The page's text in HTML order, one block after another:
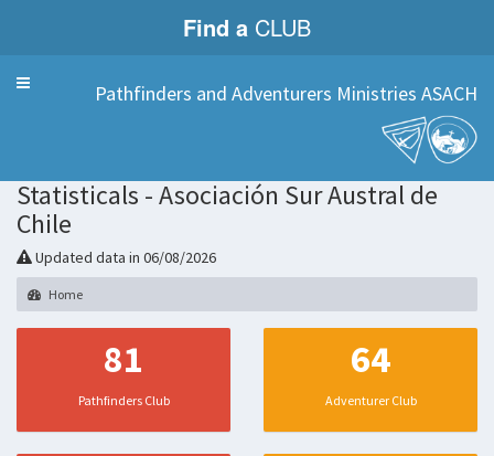
Find a CLUB
Menu Pathfinders and Adventurers Ministries ASACH
Statisticals - Asociación Sur Austral de
Chile
Updated data in 06/08/2026
Home
81
Pathfinders Club
64
Adventurer Club